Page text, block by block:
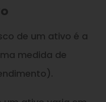
de um ativo é a
medida de